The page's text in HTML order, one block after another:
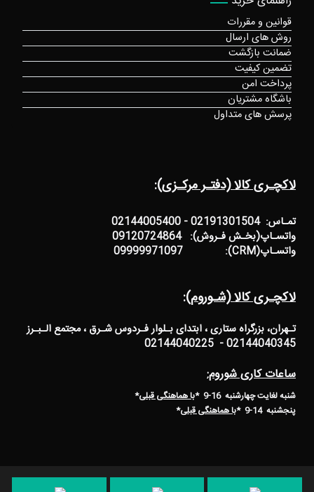
لاکچـری کالا (دفتـر مرکـزی):
تمـاس: 02191301504 - 02144005400
واتسـاپ(بخـش فـروش): 09120724864
واتسـاپ(CRM): 09999971097
لاکچـری کالا (شـوروم):
تـهران، بزرگراه ستاری ، ابتدای بـلوار فـردوس شـرق ، مجتمع الـبـرز
02144040345 - 02144040225
ساعات کاری شوروم:
شنبه لغایت چهارشنبه 16-9 * با هماهنگی قبلی*
پنجشنبه 14-9
*با هماهنگی قبلی*
قوانین و مقررات
روش های ارسال
ضمانت بازگشت
تضمین کیفیت
پرداخت امن
باشگاه مشتریان
پرسش های متداول